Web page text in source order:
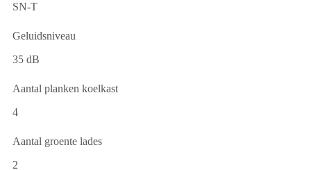
SN-T
Geluidsniveau
35 dB
Aantal planken koelkast
4
Aantal groente lades
2